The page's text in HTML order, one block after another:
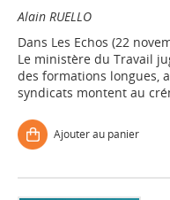
Alain RUELLO
Dans Les Echos (22
Le ministère du Travail
des formations longues,
syndicats montent au
Ajouter au panier